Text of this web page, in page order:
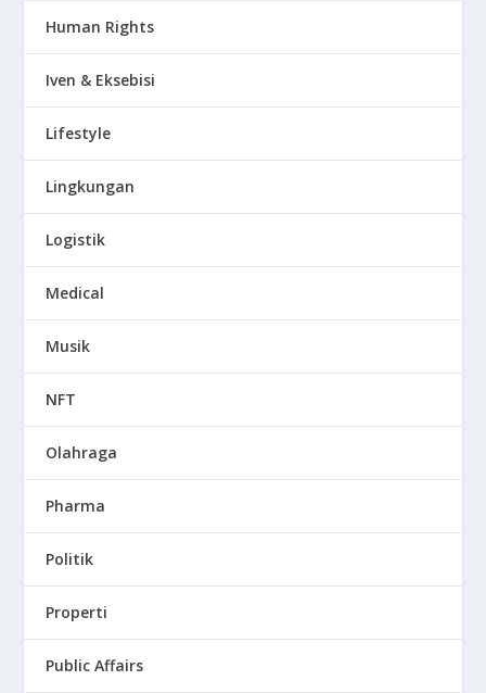
Human Rights
Iven & Eksebisi
Lifestyle
Lingkungan
Logistik
Medical
Musik
NFT
Olahraga
Pharma
Politik
Properti
Public Affairs